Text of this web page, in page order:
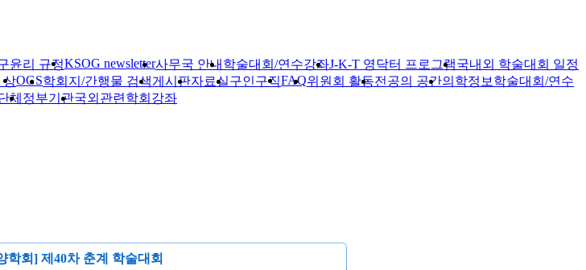
윤리 규정KSOG newsletter사무국 안내 학술대회/연수강좌J-K-T 영닥터 프로그램국내외 학술대회 일정
상OGS학회지/간행물 검색게시판자료실구인구직FAQ위원회 활동전공의 공간의학정보
체 정부기관국외관련학회
학술대회/연수
강좌
학회] 제40차 춘계 학술대회